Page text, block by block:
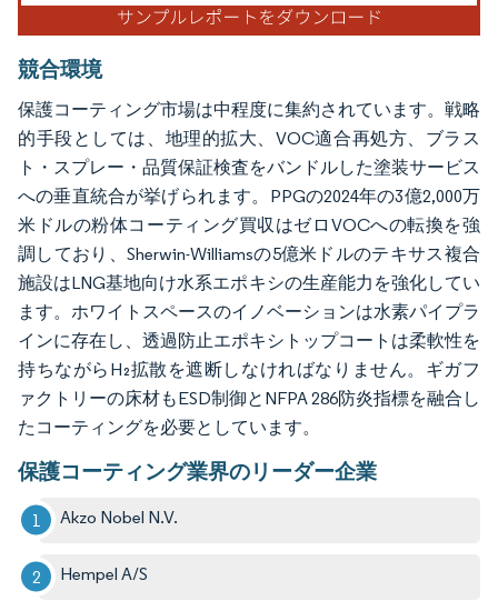
競合環境
保護コーティング市場は中程度に集約されています。戦略
的手段としては、地理的拡大、VOC適合再処方、ブラス
ト・スプレー・品質保証検査をバンドルした塗装サービス
への垂直統合が挙げられます。PPGの2024年の3億2,000万
米ドルの粉体コーティング買収はゼロVOCへの転換を強
調しており、Sherwin-Williamsの5億米ドルのテキサス複合
施設はLNG基地向け水系エポキシの生産能力を強化してい
ます。ホワイトスペースのイノベーションは水素パイプラ
インに存在し、透過防止エポキシトップコートは柔軟性を
持ちながらH₂拡散を遮断しなければなりません。ギガフ
ァクトリーの床材もESD制御とNFPA 286防炎指標を融合し
たコーティングを必要としています。
保護コーティング業界のリーダー企業
Akzo Nobel N.V.
Hempel A/S